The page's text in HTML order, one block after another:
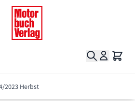
Suche
2023 Herbst